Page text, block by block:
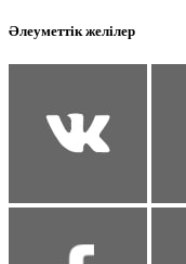
Әлеуметтік желілер